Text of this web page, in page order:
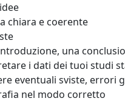
chiara e coerente
una
i dati dei tuoi studi
eventuali sviste, errori
nel modo corretto